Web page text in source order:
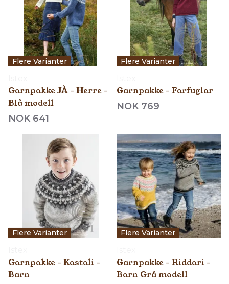
Flere Varianter
Garnpakke JÀ - Herre -
Blå modell
NOK 641
Flere Varianter
Garnpakke - Farfuglar
NOK 769
Flere Varianter
Garnpakke - Kastali -
Barn
Flere Varianter
Garnpakke - Riddari -
Barn Grå modell